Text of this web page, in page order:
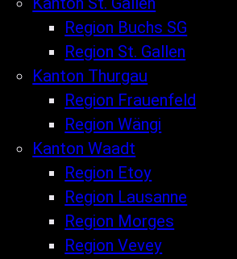
Region Buchs SG
Region St. Gallen
Kanton Thurgau
Region Frauenfeld
Region Wängi
Kanton Waadt
Region Etoy
Region Lausanne
Region Morges
Region Vevey